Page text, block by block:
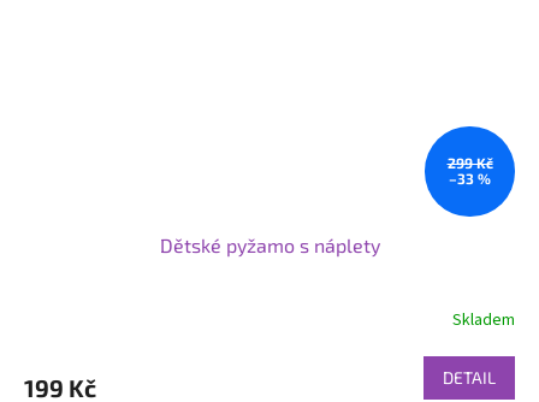
299 Kč
–33 %
Dětské pyžamo s náplety
Skladem
199 Kč DETAIL